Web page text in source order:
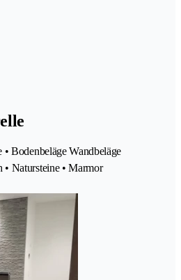
• Bodenbeläge Wandbeläge
• Natursteine • Marmor